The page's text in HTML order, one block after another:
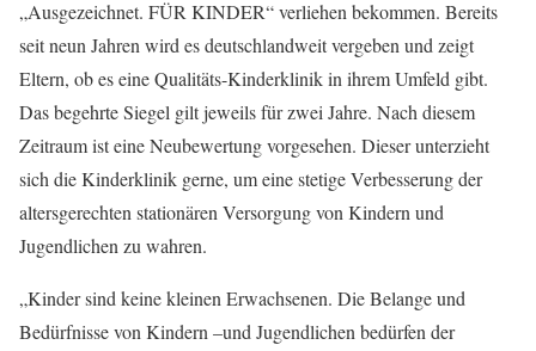
„Ausgezeichnet. FÜR KINDER“ verliehen bekommen. Bereits
seit neun Jahren wird es deutschlandweit vergeben und zeigt
Eltern, ob es eine Qualitäts-Kinderklinik in ihrem Umfeld gibt.
Das begehrte Siegel gilt jeweils für zwei Jahre. Nach diesem
Zeitraum ist eine Neubewertung vorgesehen. Dieser unterzieht
sich die Kinderklinik gerne, um eine stetige Verbesserung der
altersgerechten stationären Versorgung von Kindern und
Jugendlichen zu wahren.
„Kinder sind keine kleinen Erwachsenen. Die Belange und
Bedürfnisse von Kindern –und Jugendlichen bedürfen der